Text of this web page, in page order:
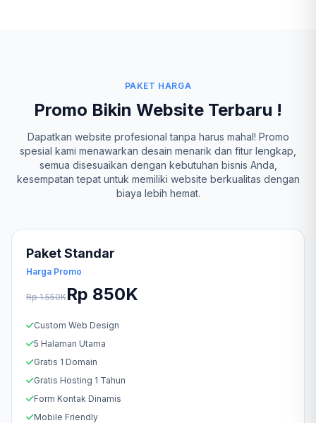
PAKET HARGA
Promo Bikin Website Terbaru !
Dapatkan website profesional tanpa harus mahal! Promo
spesial kami menawarkan desain menarik dan fitur lengkap,
semua disesuaikan dengan kebutuhan bisnis Anda,
kesempatan tepat untuk memiliki website berkualitas dengan
biaya lebih hemat.
Paket Standar
Harga Promo
Rp 1.550KRp 850K
Custom Web Design
5 Halaman Utama
Gratis 1 Domain
Gratis Hosting 1 Tahun
Form Kontak Dinamis
Mobile Friendly